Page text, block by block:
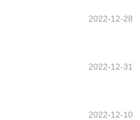
2022-12-28
2022-12-31
2022-12-10